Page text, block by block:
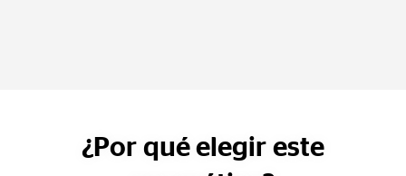
¿Por qué elegir este